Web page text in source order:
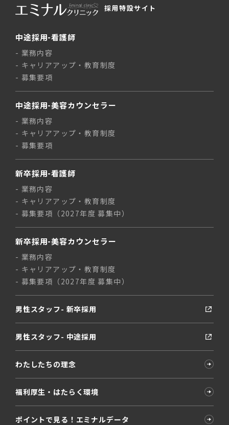
採用特設サイト
中途採用-看護師
業務内容
キャリアアップ・教育制度
募集要項
中途採用-美容カウンセラー
業務内容
キャリアアップ・教育制度
募集要項
新卒採用-看護師
業務内容
キャリアアップ・教育制度
募集要項（2027年度 募集中）
新卒採用-美容カウンセラー
業務内容
キャリアアップ・教育制度
募集要項（2027年度 募集中）
男性スタッフ- 新卒採用
男性スタッフ- 中途採用
わたしたちの理念
福利厚生・はたらく環境
ポイントで見る！エミナルデータ